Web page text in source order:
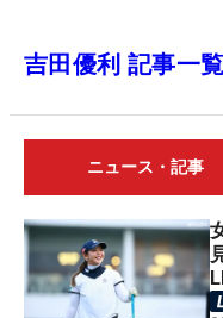
吉田優利 記事一覧
ニュース・記事